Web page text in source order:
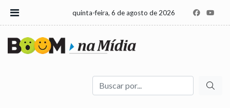
quinta-feira, 6 de agosto de 2026
Buscar